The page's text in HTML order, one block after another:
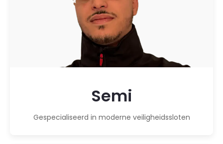
Semi
Gespecialiseerd in moderne veiligheidssloten